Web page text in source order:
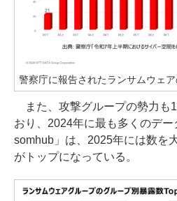
警察庁に報告されたランサムウェ
また、攻撃グループの勢力も
おり、2024年に最も多くのデ
somhub」は、2025年には数を
がトップになっている。